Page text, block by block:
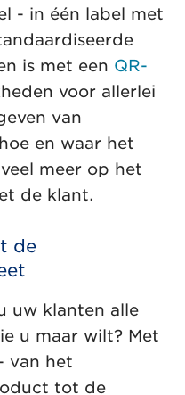
- in één label met
is met een QR-
voor allerlei
van
en waar het
meer op het
de klant.
de
uw klanten alle
u maar wilt? Met
van het
tot de